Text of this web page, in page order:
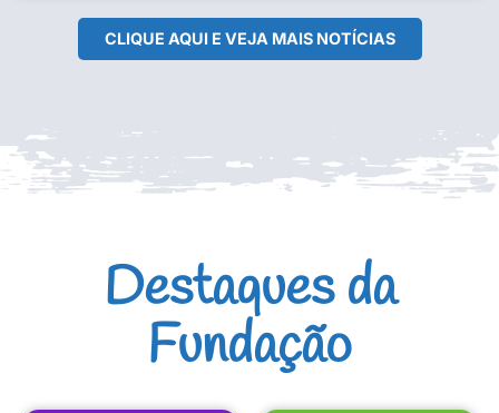
CLIQUE AQUI E VEJA MAIS NOTÍCIAS
Destaques da
Fundação